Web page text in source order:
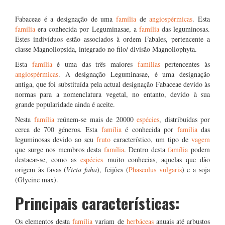
Fabaceae é a designação de uma família deangiospérmicas. Esta
famíliaera conhecida por Leguminasae, a família das leguminosas.
Estes indivíduos estão associados à ordem Fabales, pertencente a
classe Magnoliopsida, integrado no filo/ divisão Magnoliophyta.
Esta famíliaé uma das três maiores famíliaspertencentes às
angiospérmicas. A designação Leguminasae, é uma designação
antiga, que foi substituída pela actual designação Fabaceae devido às
normas para a nomenclatura vegetal, no entanto, devido à sua
grande popularidade ainda é aceite.
Nesta família reúnem-se mais de 20000 espécies, distribuídas por
cerca de 700 géneros. Esta família é conhecida por família das
leguminosas devido ao seu fruto característico, um tipo de vagem
que surge nos membros desta família. Dentro destafamíliapodem
destacar-se, como asespécies muito conhecias, aquelas que dão
origem às favas (Vicia faba), feijões (Phaseolus vulgaris) e a soja
(Glycine max).
Principais características:
Os elementos destafamíliavariam de herbáceas anuais até arbustos